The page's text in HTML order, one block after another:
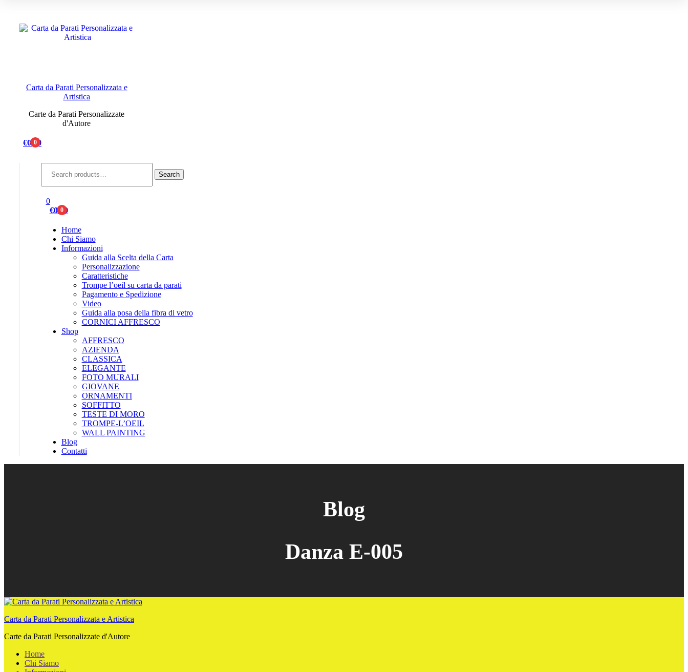
Carta da Parati Personalizzata e
Artistica
Carte da Parati Personalizzate
d'Autore
0
€0.00
Search
0
0
€0.00
Home
Chi Siamo
Informazioni
Guida alla Scelta della Carta
Personalizzazione
Caratteristiche
Trompe l’oeil su carta da parati
Pagamento e Spedizione
Video
Guida alla posa della fibra di vetro
CORNICI AFFRESCO
Shop
AFFRESCO
AZIENDA
CLASSICA
ELEGANTE
FOTO MURALI
GIOVANE
ORNAMENTI
SOFFITTO
TESTE DI MORO
TROMPE-L’OEIL
WALL PAINTING
Blog
Contatti
Blog
Danza E-005
Carta da Parati Personalizzata e Artistica
Carte da Parati Personalizzate d'Autore
Home
Chi Siamo